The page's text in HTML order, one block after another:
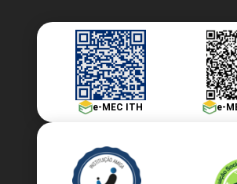
e-MEC ITH e-